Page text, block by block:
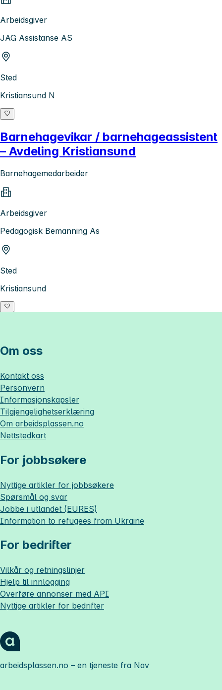
Arbeidsgiver
JAG Assistanse AS
Sted
Kristiansund N
Barnehagevikar / barnehageassistent
– Avdeling Kristiansund
Barnehagemedarbeider
Arbeidsgiver
Pedagogisk Bemanning As
Sted
Kristiansund
Om oss
Kontakt oss
Personvern
Informasjonskapsler
Tilgjengelighetserklæring
Om arbeidsplassen.no
Nettstedkart
For jobbsøkere
Nyttige artikler for jobbsøkere
Spørsmål og svar
Jobbe i utlandet (EURES)
Information to refugees from Ukraine
For bedrifter
Vilkår og retningslinjer
Hjelp til innlogging
Overføre annonser med API
Nyttige artikler for bedrifter
arbeidsplassen.no – en tjeneste fra Nav